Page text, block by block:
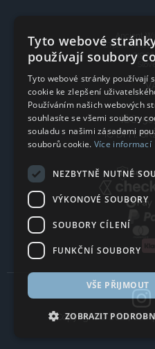
Ancient
CTpark
919
IČO:
IČ DPH:
Copyright © 2024
Tyto webové
používají soubory
Tyto webové stránky používají
cookie ke zlepšení
Používáním našich webových
souhlasíte se všemi soubory
souladu s našimi zásadami
souborů cookie. Více informací
NEZBYTNĚ NUTNÉ
VÝKONOVÉ SOUBORY
SOUBORY CÍLENÍ
FUNKČNÍ SOUBORY
VŠE PŘIJMOUT
ZOBRAZIT